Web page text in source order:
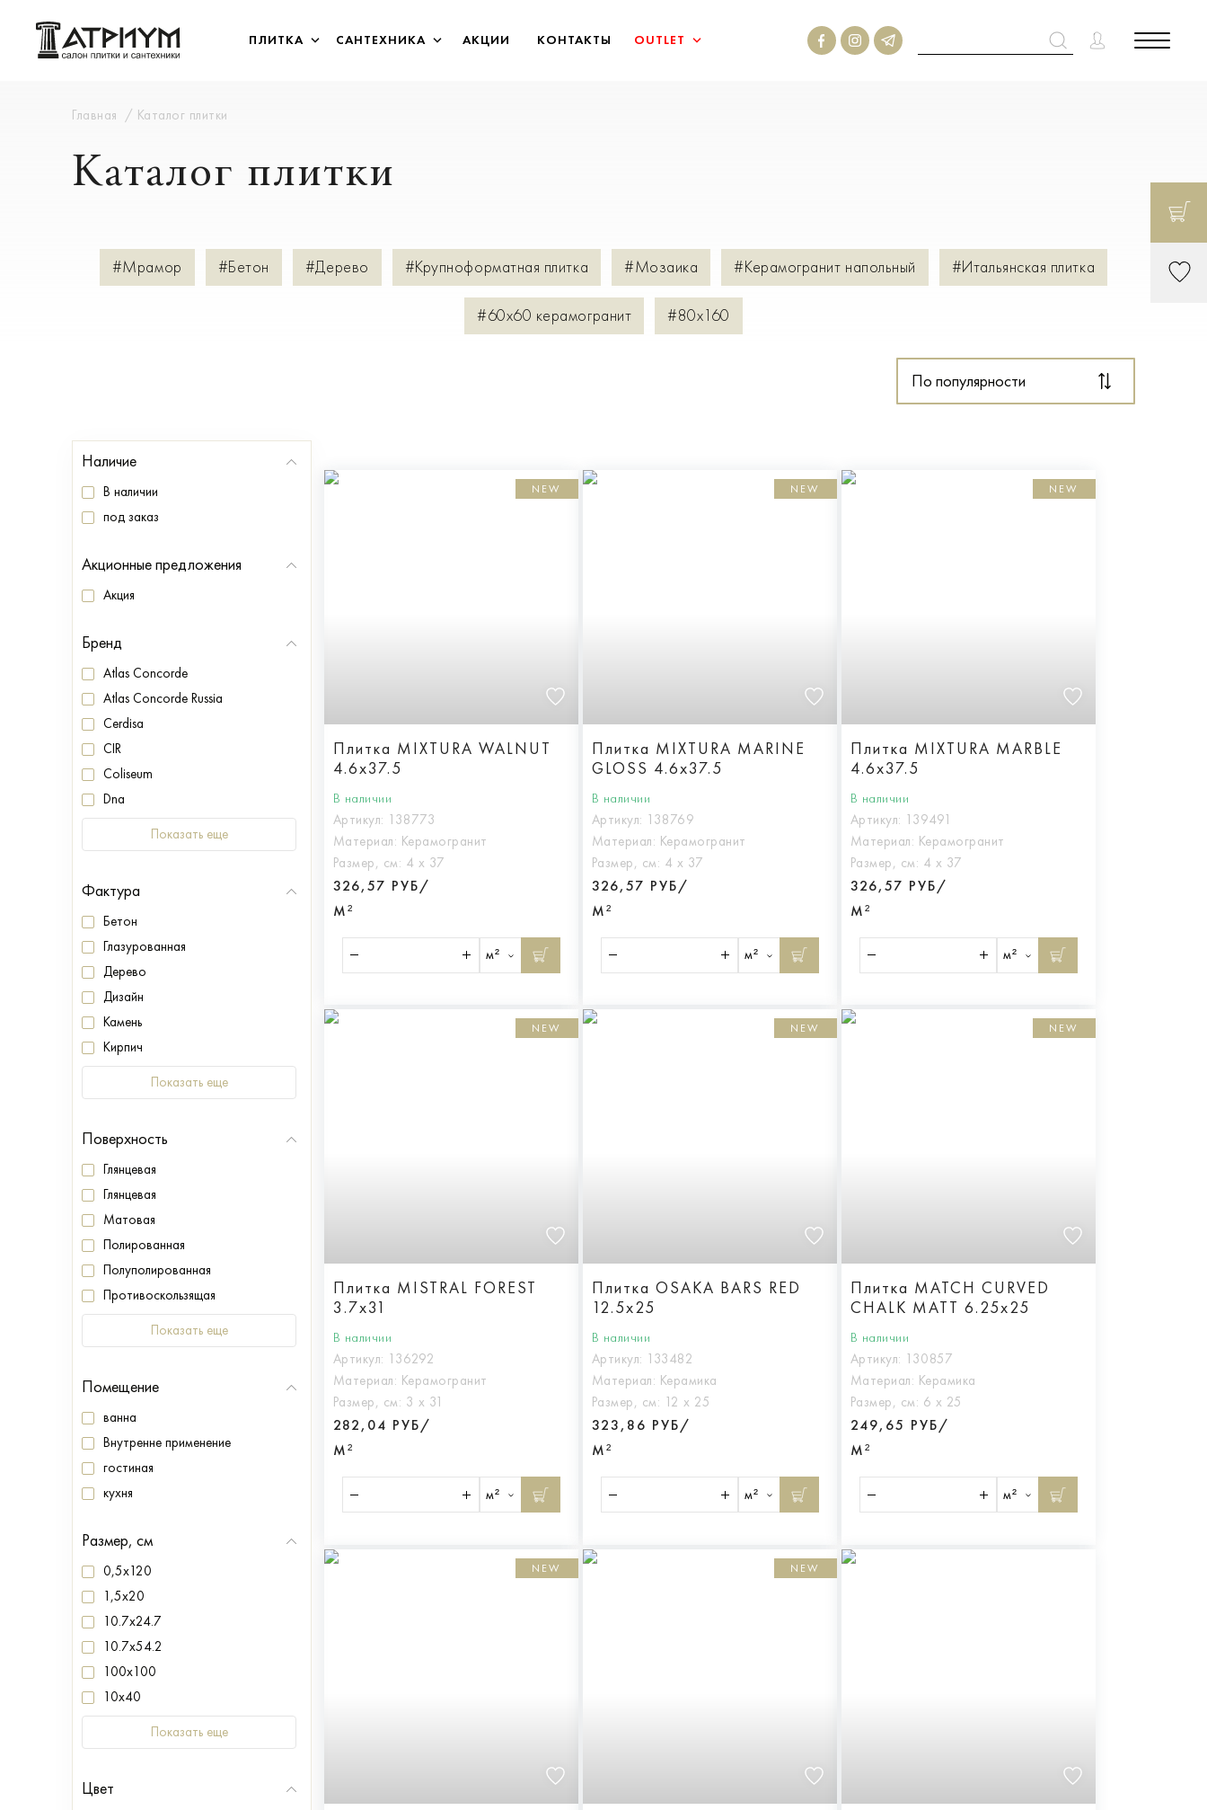
ПЛИТКА САНТЕХНИКА АКЦИИ КОНТАКТЫ OUTLET
Главная Каталог плитки
Каталог плитки
#Мрамор #Бетон #Дерево #Крупноформатная плитка #Мозаика #Керамогранит напольный #Итальянская плитка
#60х60 керамогранит #80х160
По популярности
Наличие
В наличии
под заказ
Акционные предложения
Акция
Бренд
Atlas Concorde
Atlas Concorde Russia
Cerdisa
CIR
Coliseum
Dna
Показать еще
Фактура
Бетон
Глазурованная
Дерево
Дизайн
Камень
Кирпич
Показать еще
Поверхность
Глянцевая
Глянцевая
Матовая
Полированная
Полуполированная
Противоскользящая
Показать еще
Помещение
ванна
Внутренне применение
гостиная
кухня
Размер, см
0,5x120
1,5x20
10.7x24.7
10.7x54.2
100x100
10x40
Показать еще
Цвет
NEW
Плитка MIXTURA WALNUT
4.6x37.5
В наличии
Артикул: 138773
Материал: Керамогранит
Размер, см: 4 х 37
326,57 РУБ/
М²
м²
NEW
Плитка MIXTURA MARINE
GLOSS 4.6x37.5
В наличии
Артикул: 138769
Материал: Керамогранит
Размер, см: 4 х 37
326,57 РУБ/
М²
м²
NEW
Плитка MIXTURA MARBLE
4.6x37.5
В наличии
Артикул: 139491
Материал: Керамогранит
Размер, см: 4 х 37
326,57 РУБ/
М²
м²
NEW
Плитка MISTRAL FOREST
3.7x31
В наличии
Артикул: 136292
Материал: Керамогранит
Размер, см: 3 х 31
282,04 РУБ/
М²
м²
NEW
Плитка OSAKA BARS RED
12.5x25
В наличии
Артикул: 133482
Материал: Керамика
Размер, см: 12 х 25
323,86 РУБ/
М²
м²
NEW
Плитка MATCH CURVED
CHALK MATT 6.25x25
В наличии
Артикул: 130857
Материал: Керамика
Размер, см: 6 х 25
249,65 РУБ/
М²
м²
NEW NEW